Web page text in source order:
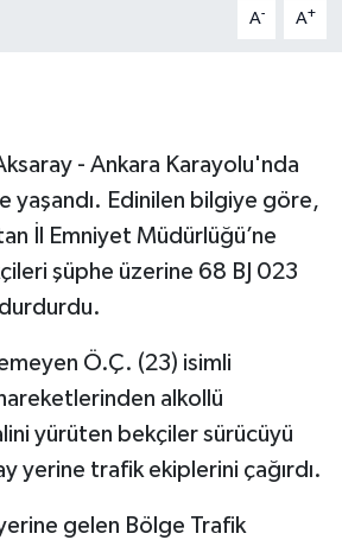
A- A+
- Ankara Karayolu'nda
yaşandı. Edinilen bilgiye göre,
İl Emniyet Müdürlüğü’ne
şüphe üzerine 68 BJ 023
Ö.Ç. (23) isimli
alkollü
yürüten bekçiler sürücüyü
yerine trafik ekiplerini çağırdı.
gelen Bölge Trafik